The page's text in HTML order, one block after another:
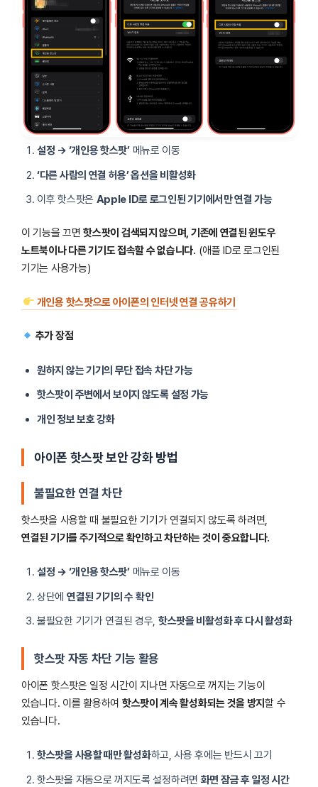
설정 → ‘개인용 핫스팟’메뉴로 이동
‘다른 사람의 연결 허용’ 옵션을 비활성화
이후 핫스팟은 Apple ID로 로그인된 기기에서만 연결 가능
이 기능을 끄면핫스팟이 검색되지 않으며, 기존에 연결된 윈도우
노트북이나 다른 기기도 접속할 수 없습니다. (애플 ID로 로그인된
기기는 사용가능)
개인용 핫스팟으로 아이폰의 인터넷 연결 공유하기
추가 장점
원하지 않는 기기의 무단 접속 차단 가능
핫스팟이 주변에서 보이지 않도록 설정 가능
개인 정보 보호 강화
아이폰 핫스팟 보안 강화 방법
불필요한 연결 차단
핫스팟을 사용할 때 불필요한 기기가 연결되지 않도록 하려면,
연결된 기기를 주기적으로 확인하고 차단하는 것이 중요합니다.
설정 → ‘개인용 핫스팟’메뉴로 이동
상단에 연결된 기기의 수 확인
불필요한 기기가 연결된 경우, 핫스팟을 비활성화 후 다시 활성화
핫스팟 자동 차단 기능 활용
아이폰 핫스팟은 일정 시간이 지나면 자동으로 꺼지는 기능이
있습니다. 이를 활용하여 핫스팟이 계속 활성화되는 것을 방지할 수
있습니다.
핫스팟을 사용할 때만 활성화하고, 사용 후에는 반드시 끄기
핫스팟을 자동으로 꺼지도록 설정하려면 화면 잠금 후 일정 시간